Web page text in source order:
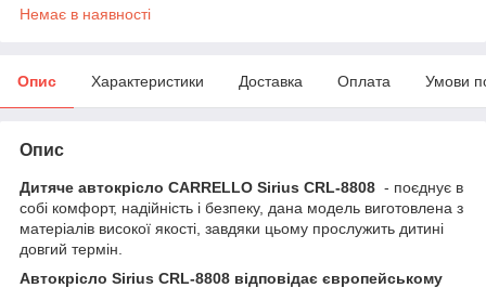
Немає в наявності
Опис Характеристики Доставка Оплата Умови
Опис
Дитяче автокрісло CARRELLO Sirius CRL-8808 - поєднує в
собі комфорт, надійність і безпеку, дана модель виготовлена ​​з
матеріалів високої якості, завдяки цьому прослужить дитині
довгий термін.
Автокрісло Sirius CRL-8808 відповідає європейському